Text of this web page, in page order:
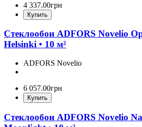
4 337.00грн
Купить
Стеклообои ADFORS Novelio
Helsinki • 10 м²
ADFORS Novelio
6 057.00грн
Купить
Стеклообои ADFORS Novelio